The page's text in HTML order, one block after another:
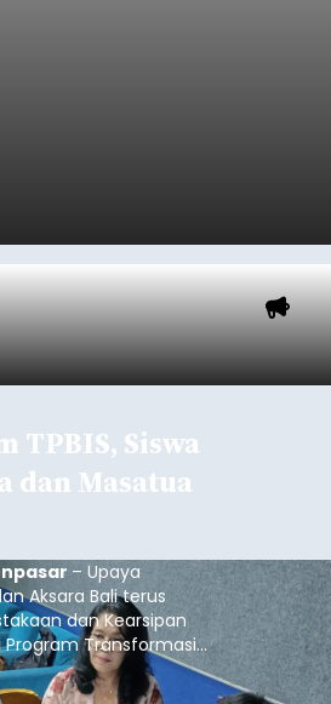
di ARRC
menghadapi putaran
Road Racing
yang akan
Mandalika
Nusa Tenggara
2026.